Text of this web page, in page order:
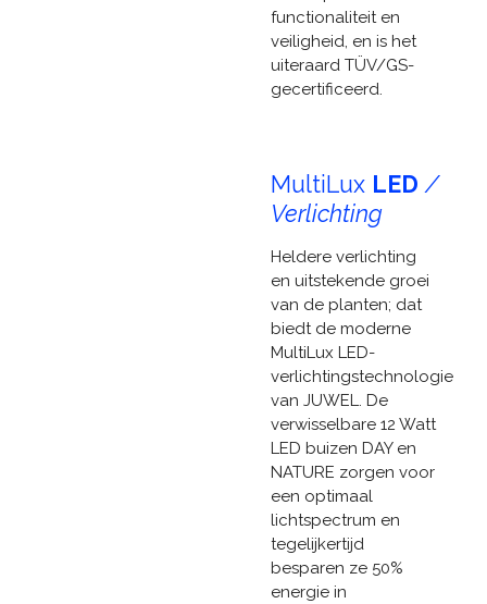
functionaliteit en
veiligheid, en is het
uiteraard TÜV/GS-
gecertificeerd.
MultiLux LED /
Verlichting
Heldere verlichting
en uitstekende groei
van de planten; dat
biedt de moderne
MultiLux LED-
verlichtingstechnologie
van JUWEL. De
verwisselbare 12 Watt
LED buizen DAY en
NATURE zorgen voor
een optimaal
lichtspectrum en
tegelijkertijd
besparen ze 50%
energie in